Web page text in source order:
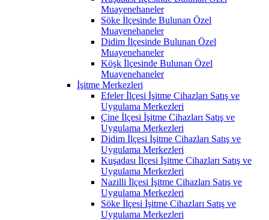
Muayenehaneler
Söke İlçesinde Bulunan Özel
Muayenehaneler
Didim İlçesinde Bulunan Özel
Muayenehaneler
Köşk İlçesinde Bulunan Özel
Muayenehaneler
İşitme Merkezleri
Efeler İlçesi İşitme Cihazları Satış ve
Uygulama Merkezleri
Çine İlçesi İşitme Cihazları Satış ve
Uygulama Merkezleri
Didim İlçesi İşitme Cihazları Satış ve
Uygulama Merkezleri
Kuşadası İlçesi İşitme Cihazları Satış ve
Uygulama Merkezleri
Nazilli İlçesi İşitme Cihazları Satış ve
Uygulama Merkezleri
Söke İlçesi İşitme Cihazları Satış ve
Uygulama Merkezleri